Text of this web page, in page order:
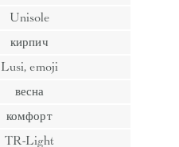
пресс
Ампулы
Иглы
Unisole
кирпич
Lusi, emoji
весна
комфорт
TR-Light